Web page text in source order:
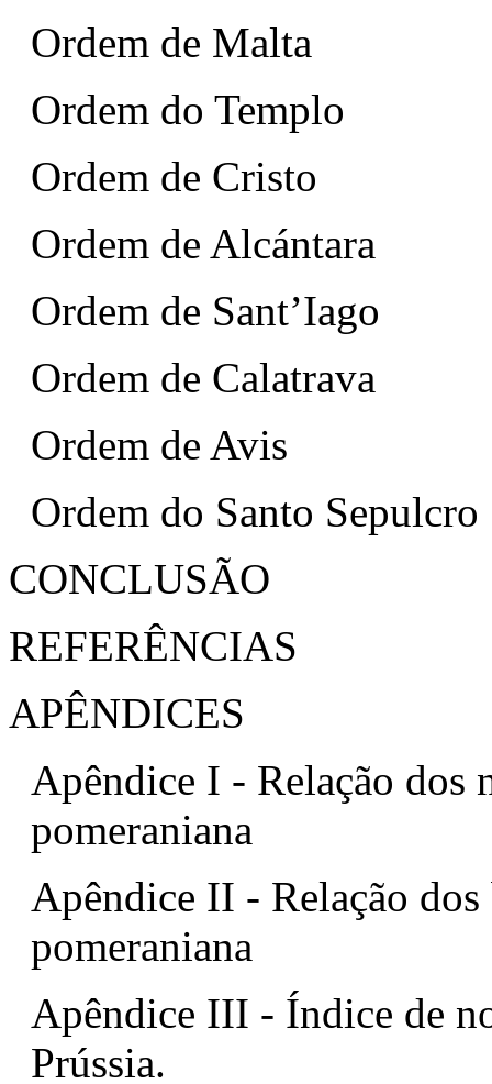
Ordem de Malta
Ordem do Templo
Ordem de Cristo
Ordem de Alcántara
Ordem de Sant’Iago
Ordem de Calatrava
Ordem de Avis
Ordem do Santo Sepulcro
CONCLUSÃO
REFERÊNCIAS
APÊNDICES
Apêndice I - Relação dos
pomeraniana
Apêndice II - Relação dos
pomeraniana
Apêndice III - Índice de
Prússia.